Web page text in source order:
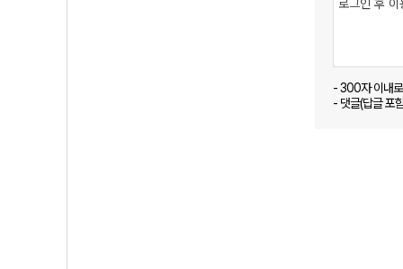
- 300자 이내
- 댓글(답글 포